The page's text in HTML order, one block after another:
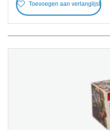
Toevoegen aan verlanglijst